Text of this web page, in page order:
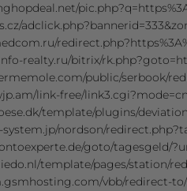
realty.ru/bitrix/
public/serbook/
link-free/
template/plugins/
nordson/
goto/tagesgeld/
template/pages/station/
vbb/redirect-to/